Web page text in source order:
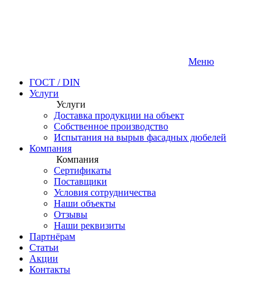
Меню
ГОСТ / DIN
Услуги
Услуги
Доставка продукции на объект
Собственное производство
Испытания на вырыв фасадных дюбелей
Компания
Компания
Сертификаты
Поставщики
Условия сотрудничества
Наши объекты
Отзывы
Наши реквизиты
Партнёрам
Статьи
Акции
Контакты